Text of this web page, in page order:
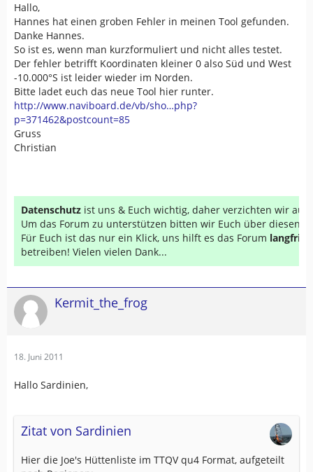
Hallo,
Hannes hat einen groben Fehler in meinen Tool gefunden.
Danke Hannes.
So ist es, wenn man kurzformuliert und nicht alles testet.
Der fehler betrifft Koordinaten kleiner 0 also Süd und West
-10.000°S ist leider wieder im Norden.
Bitte ladet euch das neue Tool hier runter.
http://www.naviboard.de/vb/sho…php?
p=371462&postcount=85
Gruss
Christian
Datenschutz ist uns & Euch wichtig, daher verzichten wir auf
Um das Forum zu unterstützen bitten wir Euch über diesen
Für Euch ist das nur ein Klick, uns hilft es das Forum
betreiben! Vielen vielen Dank...
Kermit_the_frog
18. Juni 2011
Hallo Sardinien,
Zitat von Sardinien
Hier die Joe's Hüttenliste im TTQV qu4 Format, aufgeteilt